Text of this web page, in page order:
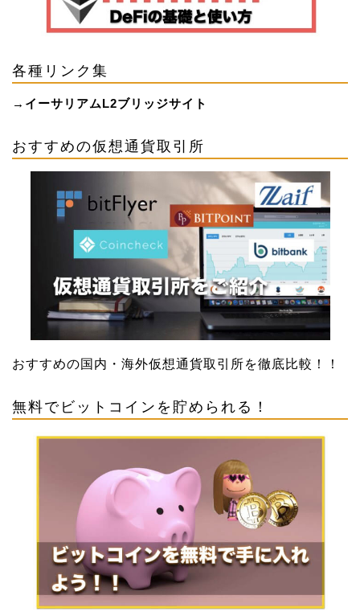
各種リンク集
→ イーサリアムL2ブリッジサイト
おすすめの仮想通貨取引所
おすすめの国内・海外仮想通貨取引所を徹底比較！！
無料でビットコインを貯められる！